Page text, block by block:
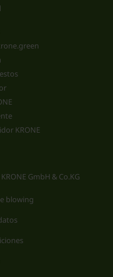
KRONE
GmbH & Co.KG
blowing